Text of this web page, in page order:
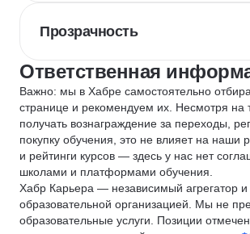
Прозрачность
Ответственная
Важно: мы в Хабре самостоятельно
странице и рекомендуем их. Несмотря
получать вознаграждение за переходы,
покупку обучения, это не влияет на наши
и рейтинги курсов — здесь у нас нет
школами и платформами обучения.
Хабр Карьера — независимый агрегатор и
образовательной организацией. Мы не
образовательные услуги. Позиции